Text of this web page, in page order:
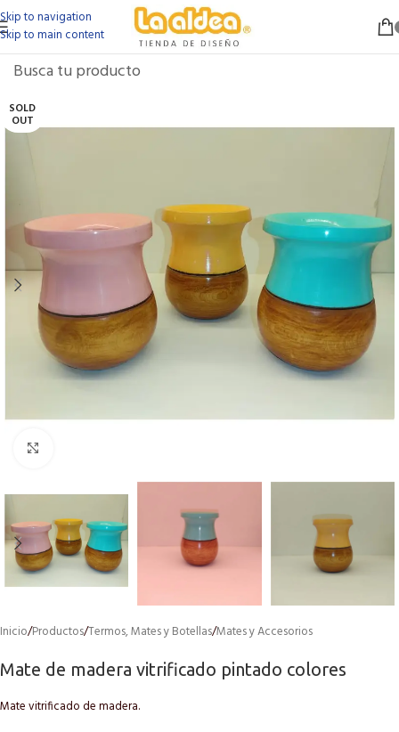
Skip to navigation
Skip to main content
SOLD
OUT
Inicio/Productos/Termos, Mates y Botellas/Mates y Accesorios
Mate de madera vitrificado pintado colores
Mate vitrificado de madera.